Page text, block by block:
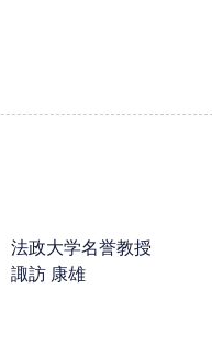
法政大学名誉教授
諏訪 康雄